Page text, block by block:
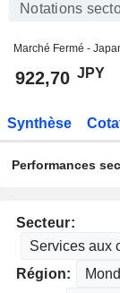
Notations
Marché Fermé -
922,70 JPY
Synthèse
Performances
Secteur:
Région: